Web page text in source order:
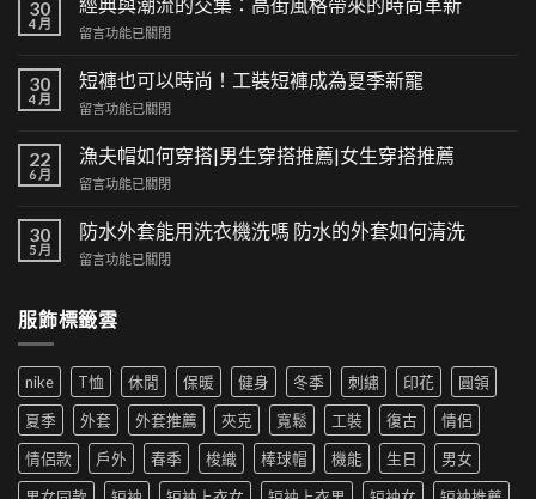
30
4 月
在
典
與
潮
的
交
集：
街
風
來
尚
革
新〉
中
留言功能已關閉
30
4 月
短褲也可以時尚！工裝短褲成為夏季新寵
在
褲
也
可
時
尚！
工
短
褲
為
夏
季
新
寵〉
中
留言功能已關閉
22
6 月
漁夫帽如何穿搭|男生穿搭推薦|女生穿搭推薦
在
夫
帽
如
搭|
生
穿
搭
推
薦|
女
生
留言功能已關閉
30
5 月
防水外套能用洗衣機洗嗎 防水的外套如何清洗
在
外
用
洗
衣
機
嗎
留言功能已關閉
服飾標籤雲
nike T恤 休閒 保暖 健身 冬季 刺繡 印花
圓領
夏季
外套 外套推薦 夾克 寬鬆 工裝 復古
情侶
情侶款
戶外 春季 梭織 棒球帽 機能 生日
男女